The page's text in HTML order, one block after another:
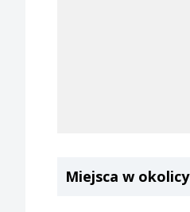
Miejsca w okolicy